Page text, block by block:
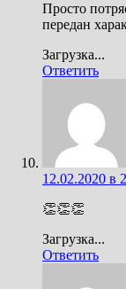
Просто
передан
Загрузка...
Ответить
12.02.2020 в
👏👏👏
Загрузка...
Ответить